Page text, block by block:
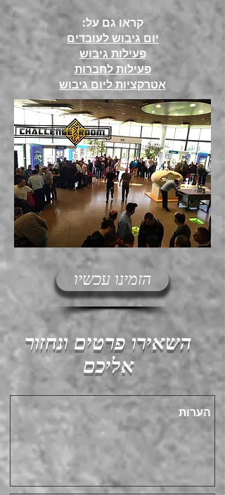
קראו גם על:
יום גיבוש לעובדים
פעילות גיבוש
פעילות לחברות
אטרקציות ליום גיבוש
הזמינו עכשיו
השאירו פרטים ונחזור
אליכם